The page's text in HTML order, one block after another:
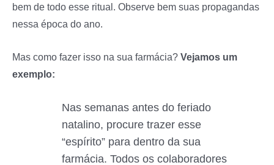
bem de todo esse ritual. Observe bem suas propagandas
nessa época do ano.
Mas como fazer isso na sua farmácia? Vejamos um
exemplo:
Nas semanas antes do feriado
natalino, procure trazer esse
“espírito” para dentro da sua
farmácia. Todos os colaboradores